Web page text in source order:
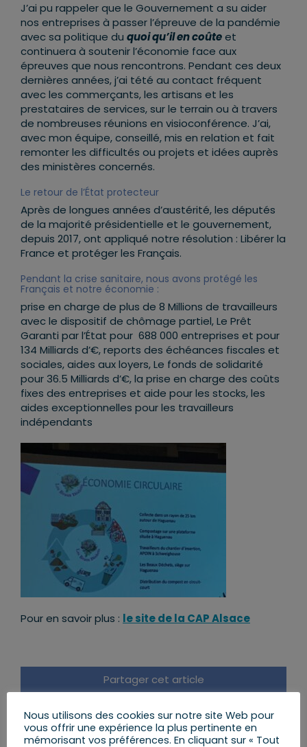
J’ai pu rappeler que le Gouvernement a su aider
nos entreprises à passer l’épreuve de la pandémie
avec sa politique du quoi qu’il en coûteet
continuera à soutenir l’économie face aux
épreuves que nous rencontrons. Pendant ces deux
dernières années, j’ai tété au contact fréquent
avec les commerçants, les artisans et les
prestataires de services, sur le terrain ou à travers
de nombreuses réunions en visioconférence. J’ai,
avec mon équipe, conseillé, mis en relation et fait
remonter les difficultés ou projets et idées auprès
des ministères concernés.
Le retour de l’État protecteur
Après de longues années d’austérité, les députés
de la majorité présidentielle et le gouvernement,
depuis 2017, ont appliqué notre résolution : Libérer la
France et protéger les Français.
Pendant la crise sanitaire, nous avons protégé les
Français et notre économie :
prise en charge de plus de 8 Millions de travailleurs
avec le dispositif de chômage partiel, Le Prêt
Garanti par l’État pour 688 000 entreprises et pour
134 Milliards d’€, reports des échéances fiscales et
sociales, aides aux loyers, Le fonds de solidarité
pour 36.5 Milliards d’€, la prise en charge des coûts
fixes des entreprises et aide pour les stocks, les
aides exceptionnelles pour les travailleurs
indépendants
Pour en savoir plus : le site de la CAP Alsace
Partager cet article
Facebook
X LinkedInEmail
Nous utilisons des cookies sur notre site Web pour
vous offrir une expérience la plus pertinente en
mémorisant vos préférences. En cliquant sur « Tout